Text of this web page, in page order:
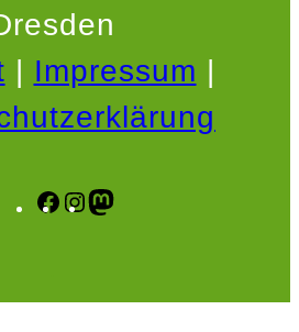
Impressum
Facebook
Instagram
Mastodon